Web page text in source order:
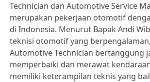
Technician dan Automotive Service
merupakan pekerjaan otomotif
di Indonesia. Menurut Bapak Andi
teknisi otomotif yang
Automotive Technician bertanggung
memperbaiki dan merawat
memiliki keterampilan teknis yang